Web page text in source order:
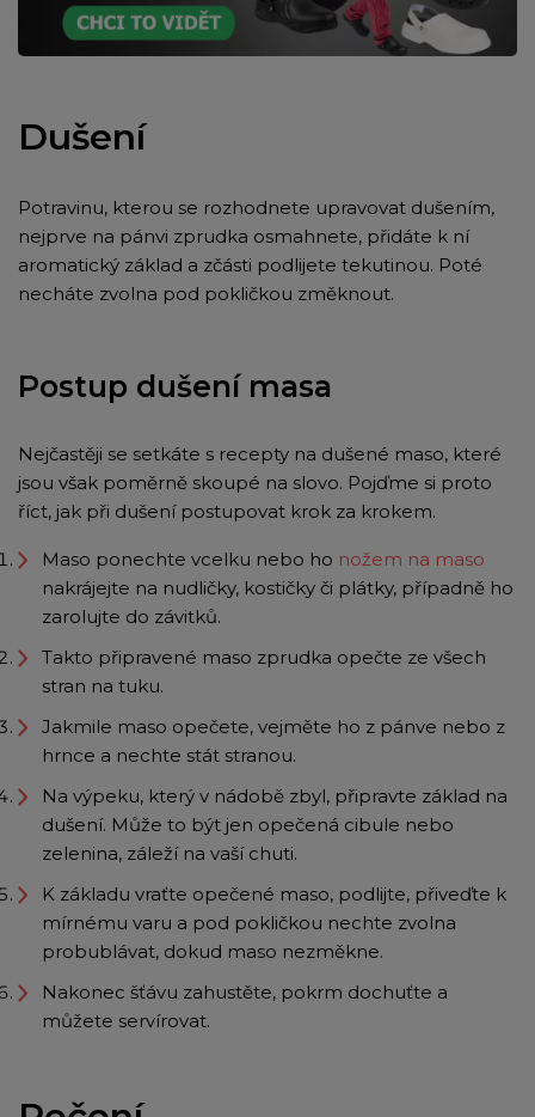
Dušení
Potravinu, kterou se rozhodnete upravovat dušením,
nejprve na pánvi zprudka osmahnete, přidáte k ní
aromatický základ a zčásti podlijete tekutinou. Poté
necháte zvolna pod pokličkou změknout.
Postup dušení masa
Nejčastěji se setkáte s recepty na dušené maso, které
jsou však poměrně skoupé na slovo. Pojďme si proto
říct, jak při dušení postupovat krok za krokem.
Maso ponechte vcelku nebo ho nožem na maso
nakrájejte na nudličky, kostičky či plátky, případně ho
zarolujte do závitků.
Takto připravené maso zprudka opečte ze všech
stran na tuku.
Jakmile maso opečete, vejměte ho z pánve nebo z
hrnce a nechte stát stranou.
Na výpeku, který v nádobě zbyl, připravte základ na
dušení. Může to být jen opečená cibule nebo
zelenina, záleží na vaší chuti.
K základu vraťte opečené maso, podlijte, přiveďte k
mírnému varu a pod pokličkou nechte zvolna
probublávat, dokud maso nezměkne.
Nakonec šťávu zahustěte, pokrm dochuťte a
můžete servírovat.